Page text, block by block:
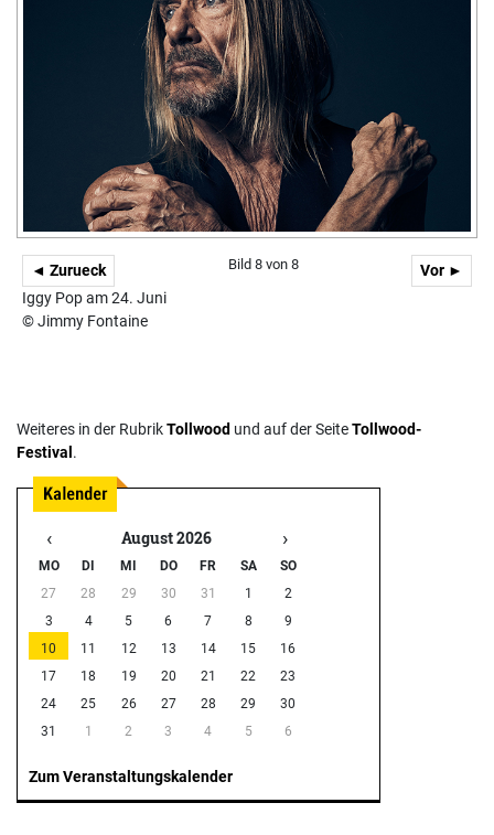
◄ Zurueck Vor ►
Bild 8 von 8
Iggy Pop am 24. Juni
© Jimmy Fontaine
Weiteres in der RubrikTollwood und auf der SeiteTollwood-
Festival.
‹ August 2026 ›
MO DI MI DO FR SA
SO
27
28 29 30 31 1
2
3
4 5 6 7 8
9
10
11 12 13 14 15
16
17
18 19 20 21 22
23
24
25 26 27 28 29
30
31
1 2 3 4 5 6
Zum Veranstaltungskalender